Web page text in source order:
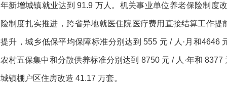
年新增城镇就业达到 91.9 万人。机关事业单位养老保险制度
险制度扎实推进，跨省异地就医住院医疗费用直接结算工作
提升，城乡低保平均保障标准分别达到 555 元 / 人·月和4646
农村五保集中和分散供养标准分别达到 8750 元 / 人·年和
城镇棚户区住房改造 41.17 万套。